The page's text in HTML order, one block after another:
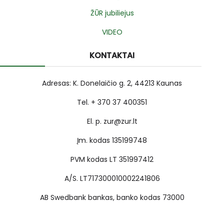
ŽŪR jubiliejus
VIDEO
KONTAKTAI
Adresas: K. Donelaičio g. 2, 44213 Kaunas
Tel. + 370 37 400351
El. p. zur@zur.lt
Įm. kodas 135199748
PVM kodas LT 351997412
A/S. LT717300010002241806
AB Swedbank bankas, banko kodas 73000